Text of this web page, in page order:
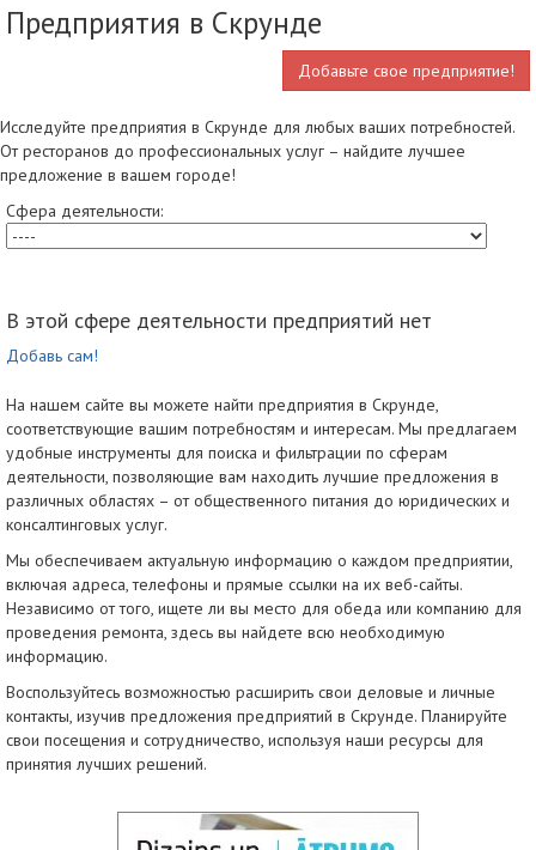
Предприятия в Скрунде
Добавьте свое предприятие!
Исследуйте предприятия в Скрунде для любых ваших потребностей.
От ресторанов до профессиональных услуг – найдите лучшее
предложение в вашем городе!
Сфера деятельности:
В этой сфере деятельности предприятий нет
Добавь сам!
На нашем сайте вы можете найти предприятия в Скрунде,
соответствующие вашим потребностям и интересам. Мы предлагаем
удобные инструменты для поиска и фильтрации по сферам
деятельности, позволяющие вам находить лучшие предложения в
различных областях – от общественного питания до юридических и
консалтинговых услуг.
Мы обеспечиваем актуальную информацию о каждом предприятии,
включая адреса, телефоны и прямые ссылки на их веб-сайты.
Независимо от того, ищете ли вы место для обеда или компанию для
проведения ремонта, здесь вы найдете всю необходимую
информацию.
Воспользуйтесь возможностью расширить свои деловые и личные
контакты, изучив предложения предприятий в Скрунде. Планируйте
свои посещения и сотрудничество, используя наши ресурсы для
принятия лучших решений.